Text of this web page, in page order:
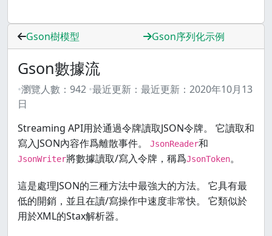
Gson樹模型 Gson序列化示例
Gson數據流
瀏覽人數： 942 最近更新： 最近更新： 2020年10月13
日
Streaming API用於通過令牌讀取JSON令牌。 它讀取和
寫入JSON內容作爲離散事件。
JsonReader和
JsonWriter將數據讀取/寫入令牌，稱爲JsonToken。
這是處理JSON的三種方法中最強大的方法。 它具有最
低的開銷，並且在讀/寫操作中速度非常快。 它類似於
用於XML的Stax解析器。